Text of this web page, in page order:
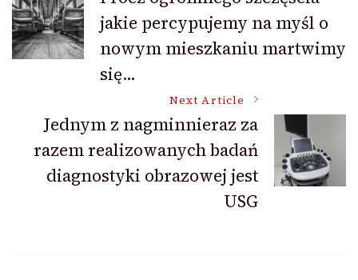
Navigationjakie percypujemy na myśl o
nowym mieszkaniu martwimy
się…
Next Article
Jednym z nagminnieraz za
razem realizowanych badań
diagnostyki obrazowej jest
USG